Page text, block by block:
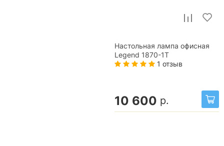
Настольная лампа офисная
Legend 1870-1T
1 отзыв
10 600 р.